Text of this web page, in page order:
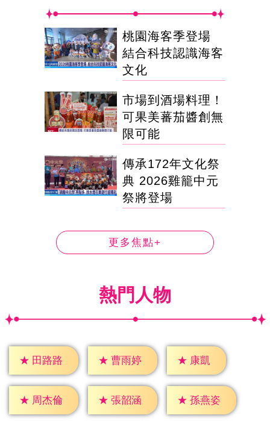
桃園海客季登場
結合科技認識海客
文化
市場到酒場料理！
可果美蕃茄醬創無
限可能
傳承172年文化祭
典 2026雞籠中元
祭將登場
更多焦點+
熱門人物
★ 田路路 ★ 曹雨婷 ★ 康凱
★ 周杰倫 ★ 張韶涵 ★ 孫燕姿